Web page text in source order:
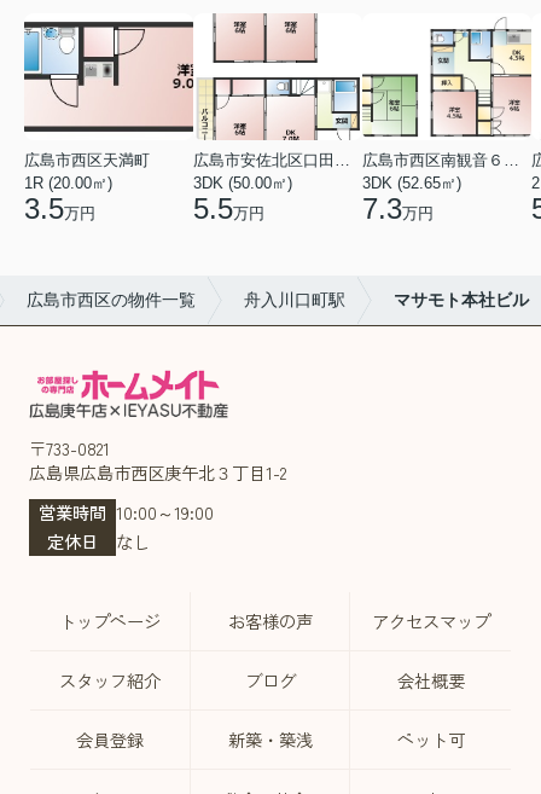
広島市西区天満町
1R (20.00㎡)
3.5万円
3DK (50.00㎡)
5.5万円
3DK (52.65㎡)
7.3万円
広島市西区の物件一覧 舟入川口町駅 マサモト本社ビル
〒733-0821
広島県広島市西区庚午北３丁目1-2
営業時間 10:00～19:00
定休日
なし
トップページ お客様の声 アクセスマップ
スタッフ紹介 ブログ 会社概要
会員登録 新築・築浅 ペット可